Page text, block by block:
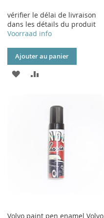
vérifier le délai de livraison
dans les détails du produit
Voorraad info
Ajouter au panier
AJOUTER
COMPARATEUR
Volvo paint pen enamel Volvo